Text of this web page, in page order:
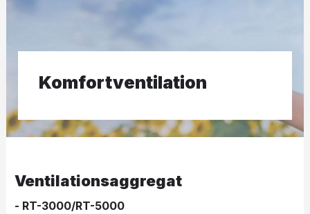
Komfortventilation​
Ventilationsaggregat
- RT-3000/RT-5000​